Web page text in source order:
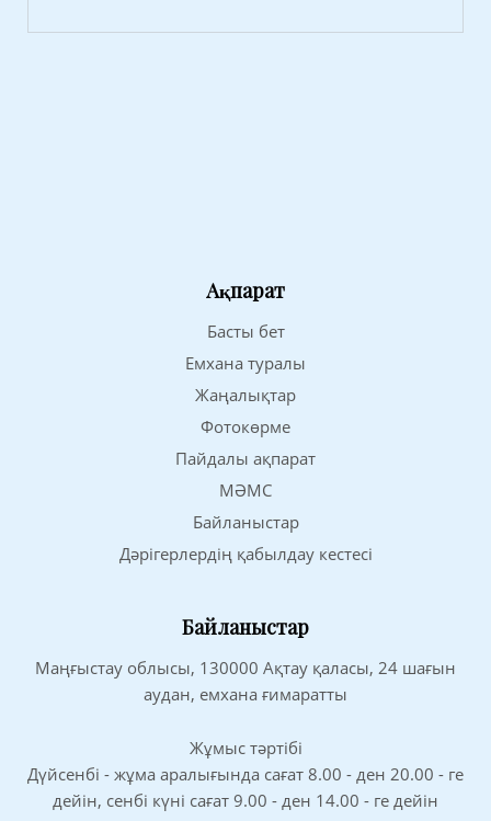
Ақпарат
Басты бет
Емхана туралы
Жаңалықтар
Фотокөрме
Пайдалы ақпарат
МӘМС
Байланыстар
Дәрігерлердің қабылдау кестесі
Байланыстар
Маңғыстау облысы, 130000 Ақтау қаласы, 24 шағын
аудан, емхана ғимаратты
Жұмыс тәртібі
Дүйсенбі - жұма аралығында сағат 8.00 - ден 20.00 - ге
дейін, сенбі күні сағат 9.00 - ден 14.00 - ге дейін